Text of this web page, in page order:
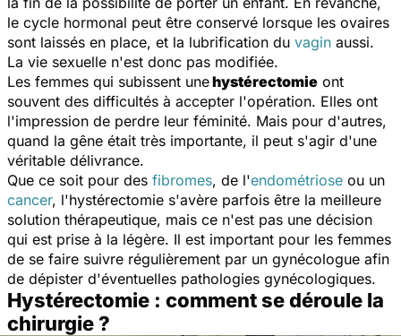
le cycle hormonal peut être conservé lorsque les ovaires
sont laissés en place, et la lubrification du vagin aussi.
La vie sexuelle n'est donc pas modifiée.
Les femmes qui subissent unehystérectomie ont
souvent des difficultés à accepter l'opération. Elles ont
l'impression de perdre leur féminité. Mais pour d'autres,
quand la gêne était très importante, il peut s'agir d'une
véritable délivrance.
Que ce soit pour des fibromes, de l'endométriose ou un
cancer, l'hystérectomie s'avère parfois être la meilleure
solution thérapeutique, mais ce n'est pas une décision
qui est prise à la légère. Il est important pour les femmes
de se faire suivre régulièrement par un gynécologue afin
de dépister d'éventuelles pathologies gynécologiques.
Hystérectomie : comment se déroule la
chirurgie ?